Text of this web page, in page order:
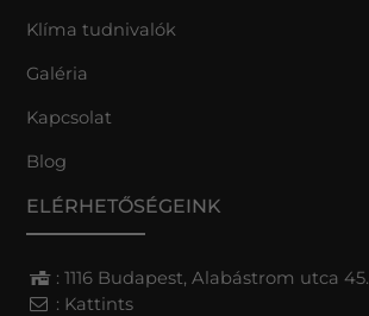
Klíma tudnivalók
Galéria
Kapcsolat
Blog
ELÉRHETŐSÉGEINK
: 1116 Budapest, Alabástrom utca 45.
: Kattints